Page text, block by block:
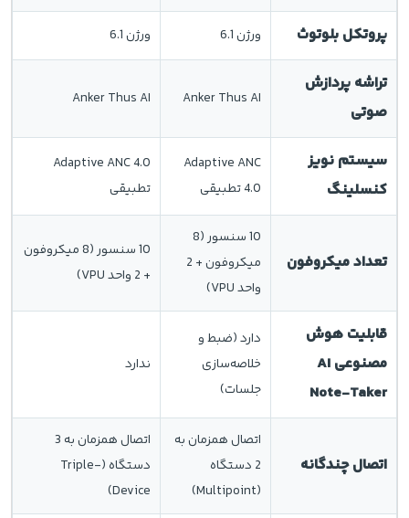
پروتکل بلوتوث ورژن 6.1 ورژن 6.1
تراشه پردازش
صوتی
Anker Thus AI
Anker Thus AI
سیستم نویز
کنسلینگ
Adaptive ANC
4.0 تطبیقی
Adaptive ANC 4.0
تطبیقی
تعداد میکروفون
10 سنسور (8
میکروفون + 2
واحد VPU)
10 سنسور (8 میکروفون
+ 2 واحد VPU)
قابلیت هوش
مصنوعی AI
Note-Taker
دارد (ضبط و
خلاصه‌سازی
جلسات)
ندارد
اتصال چندگانه
اتصال همزمان به
2 دستگاه
(Multipoint)
اتصال همزمان به 3
دستگاه (Triple-
Device)